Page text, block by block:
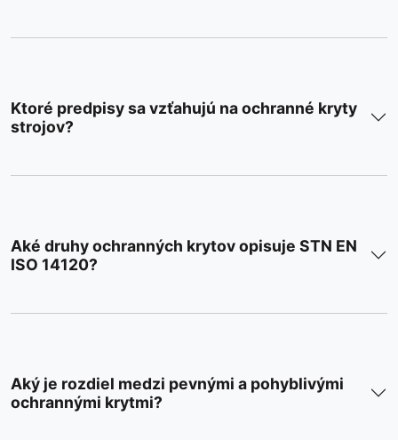
Ktoré predpisy sa vzťahujú na ochranné kryty
strojov?
Aké druhy ochranných krytov opisuje STN EN
ISO 14120?
Aký je rozdiel medzi pevnými a pohyblivými
ochrannými krytmi?